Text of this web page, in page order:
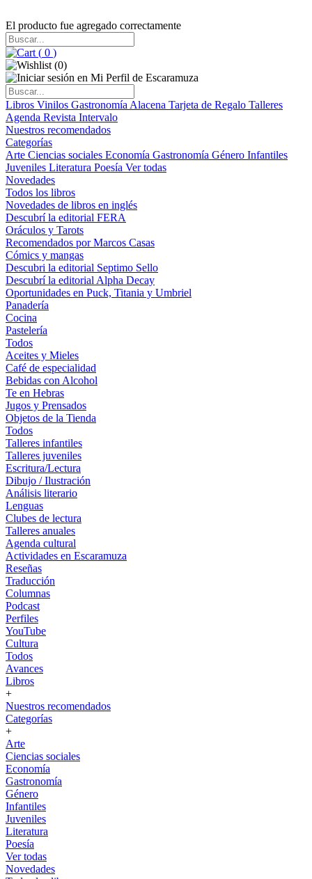
El producto fue agregado correctamente
( 0 )
(0)
Libros Vinilos Gastronomía Alacena Tarjeta de Regalo Talleres
Agenda Revista Intervalo
Nuestros recomendados
Categorías
Arte Ciencias sociales Economía Gastronomía Género Infantiles
Juveniles Literatura Poesía Ver todas
Novedades
Todos los libros
Novedades de libros en inglés
Descubrí la editorial FERA
Oráculos y Tarots
Recomendados por Marcos Casas
Cómics y mangas
Descubri la editorial Septimo Sello
Descubrí la editorial Alpha Decay
Oportunidades en Puck, Titania y Umbriel
Panadería
Cocina
Pastelería
Todos
Aceites y Mieles
Café de especialidad
Bebidas con Alcohol
Te en Hebras
Jugos y Prensados
Objetos de la Tienda
Todos
Talleres infantiles
Talleres juveniles
Escritura/Lectura
Dibujo / Ilustración
Análisis literario
Lenguas
Clubes de lectura
Talleres anuales
Agenda cultural
Actividades en Escaramuza
Reseñas
Traducción
Columnas
Podcast
Perfiles
YouTube
Cultura
Todos
Avances
Libros
+
Nuestros recomendados
Categorías
+
Arte
Ciencias sociales
Economía
Gastronomía
Género
Infantiles
Juveniles
Literatura
Poesía
Ver todas
Novedades